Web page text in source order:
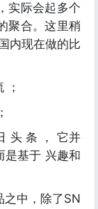
实际会起多个
聚合。这里稍
内现在做的比
；
头 条 ， 它并
是基于 兴趣和
之中，除了SN